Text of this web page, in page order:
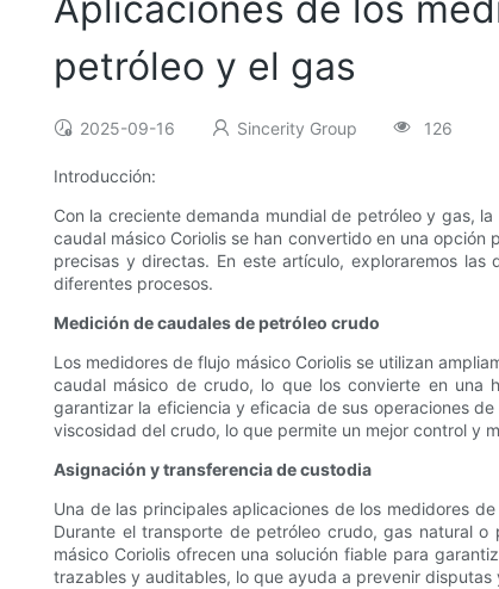
Aplicaciones de los
petróleo y el gas
2025-09-16 Sincerity Group 126
Introducción:
Con la creciente demanda mundial de petróleo y gas,
caudal másico Coriolis se han convertido en una
precisas y directas. En este artículo, exploraremos
diferentes procesos.
Medición de caudales de petróleo crudo
Los medidores de flujo másico Coriolis se utilizan
caudal másico de crudo, lo que los convierte en una
garantizar la eficiencia y eficacia de sus operaciones
viscosidad del crudo, lo que permite un mejor control y
Asignación y transferencia de custodia
Una de las principales aplicaciones de los medidores
Durante el transporte de petróleo crudo, gas natural
másico Coriolis ofrecen una solución fiable para
trazables y auditables, lo que ayuda a prevenir